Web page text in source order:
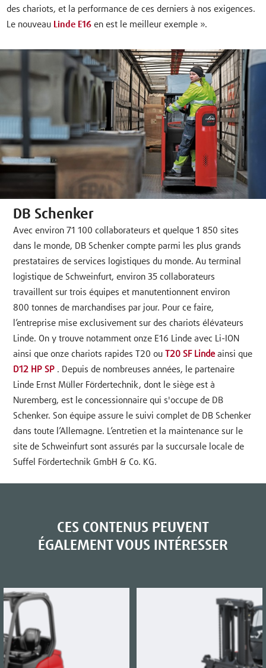
des chariots, et la performance de ces derniers à nos exigences.
Le nouveau
Linde E16 en est le meilleur exemple ».
DB Schenker
Avec environ 71 100 collaborateurs et quelque 1 850 sites
dans le monde, DB Schenker compte parmi les plus grands
prestataires de services logistiques du monde. Au terminal
logistique de Schweinfurt, environ 35 collaborateurs
travaillent sur trois équipes et manutentionnent environ
800 tonnes de marchandises par jour. Pour ce faire,
l’entreprise mise exclusivement sur des chariots élévateurs
Linde. On y trouve notamment onze E16 Linde avec Li-ION
ainsi que onze chariots rapides T20 ou
T20 SF Lindeainsi que
D12 HP SP . Depuis de nombreuses années, le partenaire
Linde Ernst Müller Fördertechnik, dont le siège est à
Nuremberg, est le concessionnaire qui s'occupe de DB
Schenker. Son équipe assure le suivi complet de DB Schenker
dans toute l’Allemagne. L’entretien et la maintenance sur le
site de Schweinfurt sont assurés par la succursale locale de
Suffel Fördertechnik GmbH & Co. KG.
CES CONTENUS PEUVENT
ÉGALEMENT VOUS INTÉRESSER